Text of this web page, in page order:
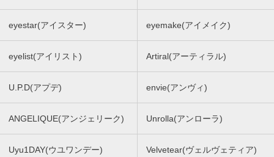
eyestar(アイスター) eyemake(アイメイク)
eyelist(アイリスト) Artiral(アーティラル)
U.P.D(アプデ) envie(アンヴィ)
ANGELIQUE(アンジェリーク) Unrolla(アンローラ)
Uyu1DAY(ウユワンデー) Velvetear(ヴェルヴェティア)